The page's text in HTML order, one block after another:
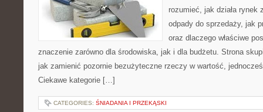
rozumieć, jak działa rynek
odpady do sprzedaży, jak
oraz dlaczego właściwe
znaczenie zarówno dla środowiska, jak i dla budżetu. Strona
jak zamienić pozornie bezużyteczne rzeczy w wartość,
Ciekawe kategorie […]
CATEGORIES: ŚNIADANIA I PRZEKĄSKI